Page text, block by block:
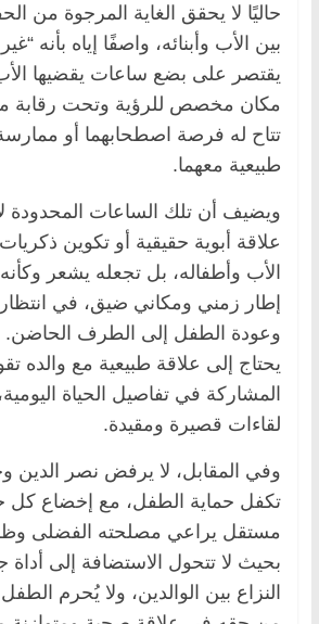
حاليًا لا يحقق الغاية المرجوة من
بين الأب وأبنائه، واصفًا إياه بأنه
يقتصر على بضع ساعات يقضيها
مكان مخصص للرؤية وتحت رقابة
تتاح له فرصة اصطحابهما أو
طبيعية معهما.
ويضيف أن تلك الساعات المحدودة
علاقة أبوية حقيقية أو تكوين
الأب وأطفاله، بل تجعله يشعر
إطار زمني ومكاني ضيق، في انتظار
وعودة الطفل إلى الطرف الحاضن.
يحتاج إلى علاقة طبيعية مع والده
المشاركة في تفاصيل الحياة
لقاءات قصيرة ومقيدة.
وفي المقابل، لا يرفض نصر الدين
تكفل حماية الطفل، مع إخضاع كل
مستقل يراعي مصلحته الفضلى
بحيث لا تتحول الاستضافة إلى أداة
النزاع بين الوالدين، ولا يُحرم